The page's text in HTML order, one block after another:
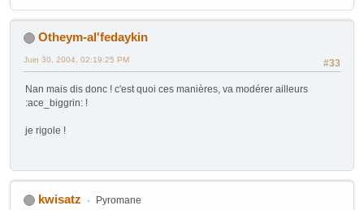
Otheym-al'fedaykin
#33
Juin 30, 2004, 02:19:25 PM
Nan mais dis donc ! c'est quoi ces manières, va modérer ailleurs
:ace_biggrin: !
je rigole !
kwisatz Pyromane